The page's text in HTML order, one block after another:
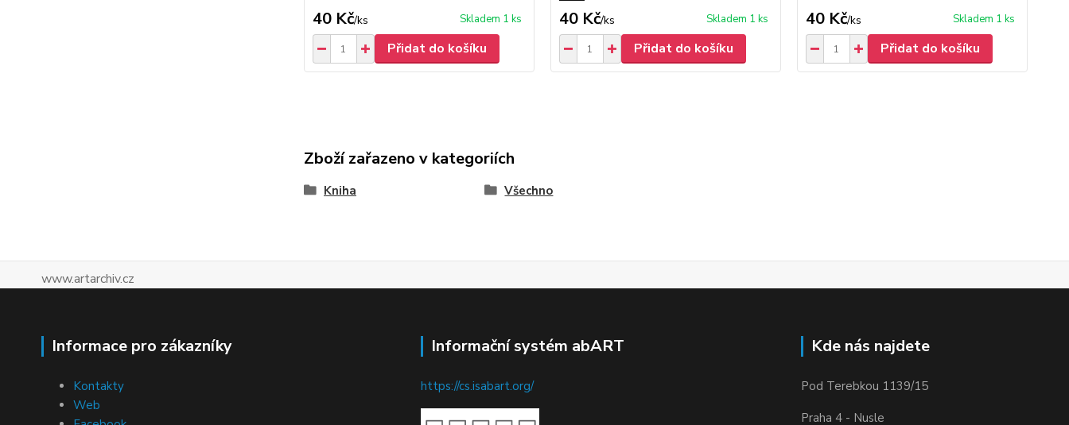
40 Kč/ks Skladem 1 ks
Přidat do košíku
40 Kč/ks Skladem 1 ks
Přidat do košíku
40 Kč/ks Skladem 1 ks
Přidat do košíku
Zboží zařazeno v kategoriích
Kniha Všechno
www.artarchiv.cz
Informace pro zákazníky
Kontakty
Web
Informační systém abART
https://cs.isabart.org/
Kde nás najdete
Pod Terebkou 1139/15
Praha 4 - Nusle